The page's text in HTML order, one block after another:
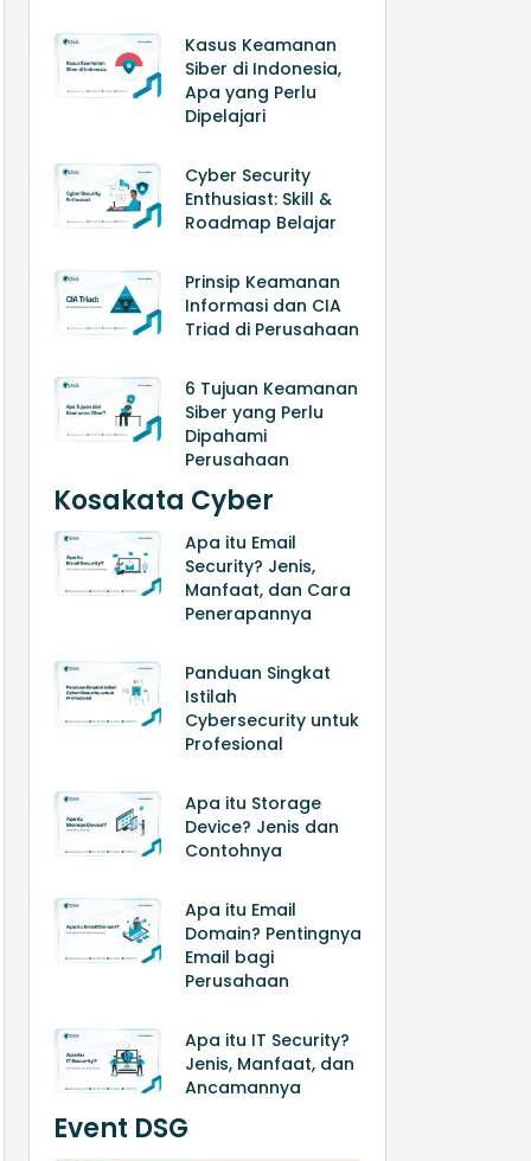
Kasus Keamanan
Siber di Indonesia,
Apa yang Perlu
Dipelajari
Cyber Security
Enthusiast: Skill &
Roadmap Belajar
Prinsip Keamanan
Informasi dan CIA
Triad di Perusahaan
6 Tujuan Keamanan
Siber yang Perlu
Dipahami
Perusahaan
Kosakata Cyber
Apa itu Email
Security? Jenis,
Manfaat, dan Cara
Penerapannya
Panduan Singkat
Istilah
Cybersecurity untuk
Profesional
Apa itu Storage
Device? Jenis dan
Contohnya
Apa itu Email
Domain? Pentingnya
Email bagi
Perusahaan
Apa itu IT Security?
Jenis, Manfaat, dan
Ancamannya
Event DSG